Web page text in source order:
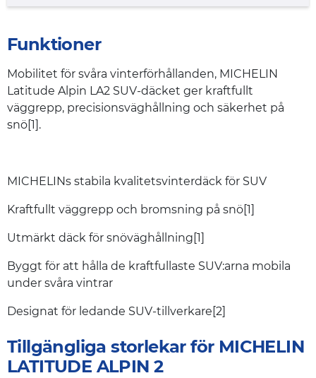
Funktioner
Mobilitet för svåra vinterförhållanden, MICHELIN
Latitude Alpin LA2 SUV-däcket ger kraftfullt
väggrepp, precisionsväghållning och säkerhet på
snö[1].
MICHELINs stabila kvalitetsvinterdäck för SUV
Kraftfullt väggrepp och bromsning på snö[1]
Utmärkt däck för snöväghållning[1]
Byggt för att hålla de kraftfullaste SUV:arna mobila
under svåra vintrar
Designat för ledande SUV-tillverkare[2]
Tillgängliga storlekar för MICHELIN
LATITUDE ALPIN 2